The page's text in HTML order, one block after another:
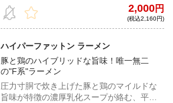
がクリーンヒット。上品に小麦が香る強靭
なコシのワシムチ麺と極厚豚は、極上のハ
ードパンチャー
2,000円
(税込2,160円)
ハイパーファットン ラーメン
豚と鶏のハイブリッドな旨味！唯一無二
の"F系"ラーメン
圧力寸胴で炊き上げた豚と鶏のマイルドな
旨味が特徴の濃厚乳化スープが絡む、平打